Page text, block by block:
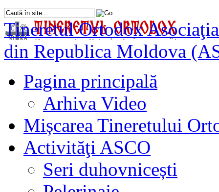
Tineretul Ortodox
din Republica Moldova
Pagina principală
Arhiva Video
Mișcarea Tineretului
Activităţi ASCO
Seri duhovnicești